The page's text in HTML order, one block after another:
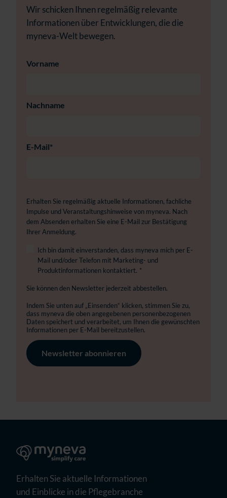
Wir schicken Ihnen regelmäßig relevante
Informationen über Entwicklungen, die die
myneva-Welt bewegen.
Vorname
Nachname
E-Mail*
Erhalten Sie regelmäßig aktuelle Informationen, fachliche
Impulse und Veranstaltungshinweise von myneva. Nach
dem Absenden erhalten Sie eine E-Mail zur Bestätigung
Ihrer Anmeldung.
Ich bin damit einverstanden, dass myneva mich per E-
Mail und/oder Telefon mit Marketing- und
Produktinformationen kontaktiert. *
Sie können den Newsletter jederzeit abbestellen.
Indem Sie unten auf „Einsenden“ klicken, stimmen Sie zu,
dass myneva die oben angegebenen personenbezogenen
Daten speichert und verarbeitet, um Ihnen die gewünschten
Informationen per E-Mail bereitzustellen.
Erhalten Sie aktuelle Informationen
und Einblicke in die Pflegebranche